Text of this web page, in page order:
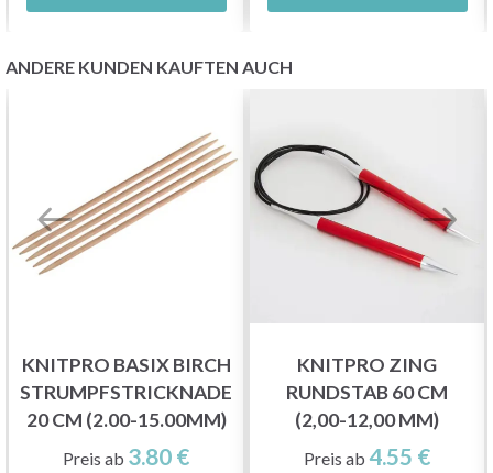
ANDERE KUNDEN KAUFTEN AUCH
KNITPRO BASIX BIRCH
STRUMPFSTRICKNADELN
20 CM (2.00-15.00MM)
Preis ab 3.80 €
KNITPRO ZING
RUNDSTAB 60 CM
(2,00-12,00 MM)
Preis ab 4.55 €